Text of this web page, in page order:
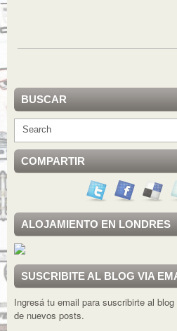
BUSCAR
COMPARTIR
ALOJAMIENTO EN LONDRES
SUSCRIBITE AL BLOG VIA
Ingresá tu email para suscribirte al
de nuevos posts.